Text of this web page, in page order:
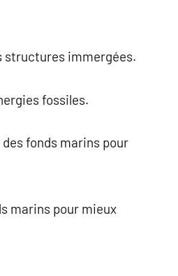
structures immergées.
fossiles.
fonds marins pour
marins pour mieux